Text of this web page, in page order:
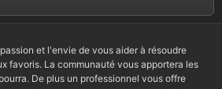
et l'envie de vous aider à résoudre
favoris. La communauté vous apportera les
De plus un professionnel vous offre